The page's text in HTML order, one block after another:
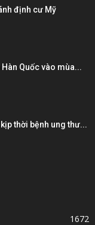
định cư Mỹ
Quốc vào mùa...
thời bệnh ung thư...
1672